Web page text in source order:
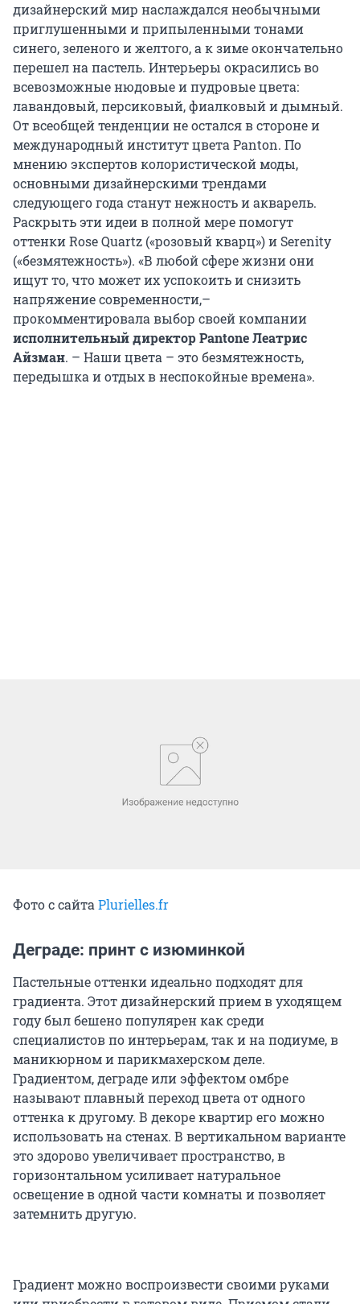
дизайнерский мир наслаждался необычными
приглушенными и припыленными тонами
синего, зеленого и желтого, а к зиме окончательно
перешел на пастель. Интерьеры окрасились во
всевозможные нюдовые и пудровые цвета:
лавандовый, персиковый, фиалковый и дымный.
От всеобщей тенденции не остался в стороне и
международный институт цвета Panton. По
мнению экспертов колористической моды,
основными дизайнерскими трендами
следующего года станут нежность и акварель.
Раскрыть эти идеи в полной мере помогут
оттенки Rose Quartz («розовый кварц») и Serenity
(«безмятежность»). «В любой сфере жизни они
ищут то, что может их успокоить и снизить
напряжение современности,–
прокомментировала выбор своей компании
исполнительный директор Pantone Леатрис
Айзман. – Наши цвета – это безмятежность,
передышка и отдых в неспокойные времена».
Фото с сайта Plurielles.fr
Деграде: принт с изюминкой
Пастельные оттенки идеально подходят для
градиента. Этот дизайнерский прием в уходящем
году был бешено популярен как среди
специалистов по интерьерам, так и на подиуме, в
маникюрном и парикмахерском деле.
Градиентом, деграде или эффектом омбре
называют плавный переход цвета от одного
оттенка к другому. В декоре квартир его можно
использовать на стенах. В вертикальном варианте
это здорово увеличивает пространство, в
горизонтальном усиливает натуральное
освещение в одной части комнаты и позволяет
затемнить другую.
Градиент можно воспроизвести своими руками